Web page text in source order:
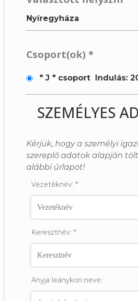
Nyíregyháza
Csoport(ok) *
" J " csoport Indulás:
SZEMÉLYES
Kérjük, hogy a személyi
szereplő adatok alapján
alábbi űrlapot!
Vezetéknév: *
Keresztnév: *
Anyja leánykori neve: